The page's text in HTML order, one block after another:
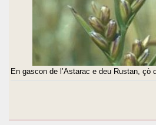
En gascon de l’Astarac e deu Rustan, çò